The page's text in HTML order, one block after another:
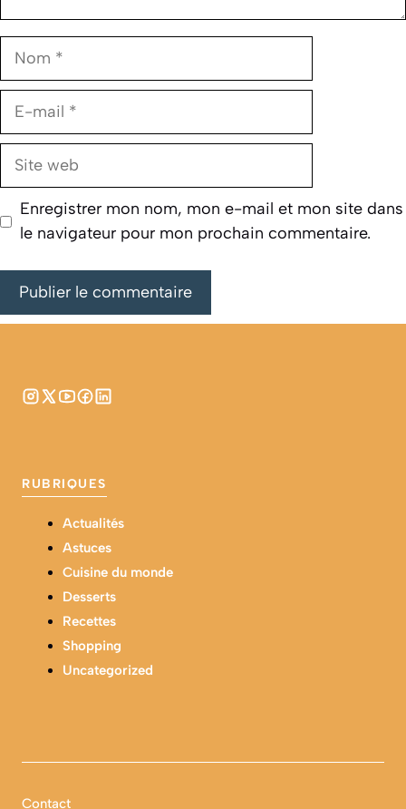
Nom
E-
Site
Enregistrer mon nom, mon e-mail et mon site dans
le navigateur pour mon prochain commentaire.
RUBRIQUES
Actualités
Astuces
Cuisine du monde
Desserts
Recettes
Shopping
Uncategorized
Contact